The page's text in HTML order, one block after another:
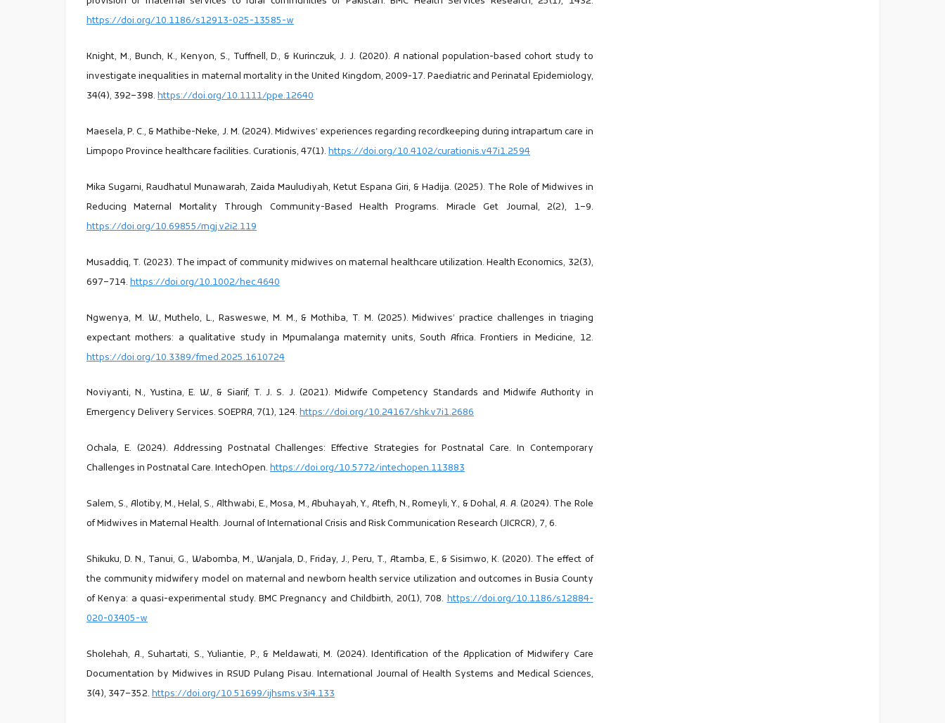
https://doi.org/10.1186/s12913-025-13585-w
Knight, M., Bunch, K., Kenyon, S., Tuffnell, D., & Kurinczuk, J. J. (2020). A national population‐based cohort study to
investigate inequalities in maternal mortality in the United Kingdom, 2009‐17. Paediatric and Perinatal Epidemiology,
34(4), 392–398. https://doi.org/10.1111/ppe.12640
Maesela, P. C., & Mathibe-Neke, J. M. (2024). Midwives’ experiences regarding recordkeeping during intrapartum care in
Limpopo Province healthcare facilities. Curationis, 47(1). https://doi.org/10.4102/curationis.v47i1.2594
Mika Sugarni, Raudhatul Munawarah, Zaida Mauludiyah, Ketut Espana Giri, & Hadija. (2025). The Role of Midwives in
Reducing Maternal Mortality Through Community-Based Health Programs. Miracle Get Journal, 2(2), 1–9.
https://doi.org/10.69855/mgj.v2i2.119
Musaddiq, T. (2023). The impact of community midwives on maternal healthcare utilization. Health Economics, 32(3),
697–714. https://doi.org/10.1002/hec.4640
Ngwenya, M. W., Muthelo, L., Rasweswe, M. M., & Mothiba, T. M. (2025). Midwives’ practice challenges in triaging
expectant mothers: a qualitative study in Mpumalanga maternity units, South Africa. Frontiers in Medicine, 12.
https://doi.org/10.3389/fmed.2025.1610724
Noviyanti, N., Yustina, E. W., & Siarif, T. J. S. J. (2021). Midwife Competency Standards and Midwife Authority in
Emergency Delivery Services. SOEPRA, 7(1), 124. https://doi.org/10.24167/shk.v7i1.2686
Ochala, E. (2024). Addressing Postnatal Challenges: Effective Strategies for Postnatal Care. In Contemporary
Challenges in Postnatal Care. IntechOpen. https://doi.org/10.5772/intechopen.113883
Salem, S., Alotiby, M., Helal, S., Althwabi, E., Mosa, M., Abuhayah, Y., Atefh, N., Romeyli, Y., & Dohal, A. A. (2024). The Role
of Midwives in Maternal Health. Journal of International Crisis and Risk Communication Research (JICRCR), 7, 6.
Shikuku, D. N., Tanui, G., Wabomba, M., Wanjala, D., Friday, J., Peru, T., Atamba, E., & Sisimwo, K. (2020). The effect of
the community midwifery model on maternal and newborn health service utilization and outcomes in Busia County
of Kenya: a quasi-experimental study. BMC Pregnancy and Childbirth, 20(1), 708. https://doi.org/10.1186/s12884-
020-03405-w
Sholehah, A., Suhartati, S., Yuliantie, P., & Meldawati, M. (2024). Identification of the Application of Midwifery Care
Documentation by Midwives in RSUD Pulang Pisau. International Journal of Health Systems and Medical Sciences,
3(4), 347–352. https://doi.org/10.51699/ijhsms.v3i4.133